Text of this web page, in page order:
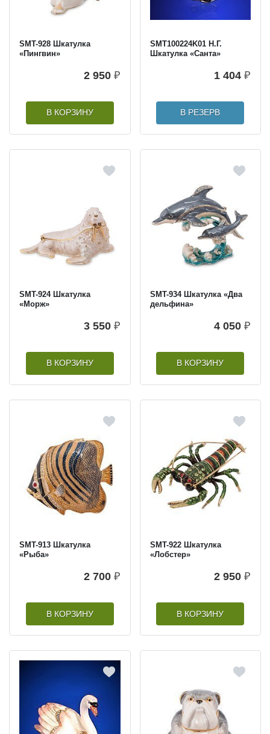
SMT-928 Шкатулка
«Пингвин»
2 950 ₽
В КОРЗИНУ
SMT100224K01 Н.Г.
Шкатулка «Cанта»
1 404 ₽
В РЕЗЕРВ
SMT-924 Шкатулка
«Морж»
3 550 ₽
В КОРЗИНУ
SMT-934 Шкатулка «Два
дельфина»
4 050 ₽
В КОРЗИНУ
SMT-913 Шкатулка
«Рыба»
2 700 ₽
В КОРЗИНУ
SMT-922 Шкатулка
«Лобстер»
2 950 ₽
В КОРЗИНУ